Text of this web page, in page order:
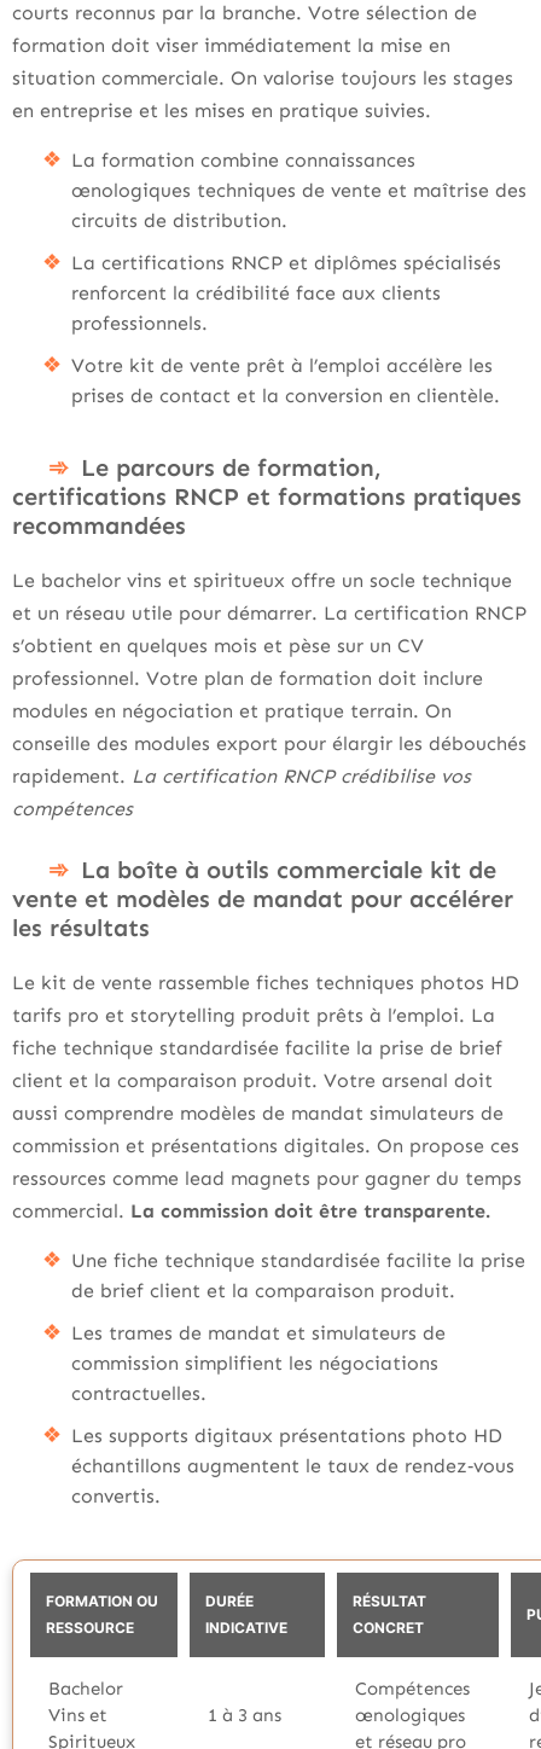
courts reconnus par la branche. Votre sélection de
formation doit viser immédiatement la mise en
situation commerciale. On valorise toujours les stages
en entreprise et les mises en pratique suivies.
La formation combine connaissances
œnologiques techniques de vente et maîtrise des
circuits de distribution.
La certifications RNCP et diplômes spécialisés
renforcent la crédibilité face aux clients
professionnels.
Votre kit de vente prêt à l’emploi accélère les
prises de contact et la conversion en clientèle.
Le parcours de formation,
certifications RNCP et formations pratiques
recommandées
Le bachelor vins et spiritueux offre un socle technique
et un réseau utile pour démarrer. La certification RNCP
s’obtient en quelques mois et pèse sur un CV
professionnel. Votre plan de formation doit inclure
modules en négociation et pratique terrain. On
conseille des modules export pour élargir les débouchés
rapidement. La certification RNCP crédibilise vos
compétences
La boîte à outils commerciale kit de
vente et modèles de mandat pour accélérer
les résultats
Le kit de vente rassemble fiches techniques photos HD
tarifs pro et storytelling produit prêts à l’emploi. La
fiche technique standardisée facilite la prise de brief
client et la comparaison produit. Votre arsenal doit
aussi comprendre modèles de mandat simulateurs de
commission et présentations digitales. On propose ces
ressources comme lead magnets pour gagner du temps
commercial. La commission doit être transparente.
Une fiche technique standardisée facilite la prise
de brief client et la comparaison produit.
Les trames de mandat et simulateurs de
commission simplifient les négociations
contractuelles.
Les supports digitaux présentations photo HD
échantillons augmentent le taux de rendez‑vous
convertis.
FORMATION OU
RESSOURCE
DURÉE
INDICATIVE
RÉSULTAT
CONCRET
Bachelor
Vins et
Spiritueux
1 à 3 ans
Compétences
œnologiques
et réseau pro